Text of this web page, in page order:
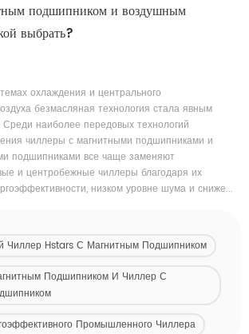
подшипником и воздушным
выбрать?
охлаждения и центрального
безмасляная технология стала явным
наиболее передовых технологий
чиллеры с магнитными подшипниками и
подшипниками все чаще заменяют
и центробежные чиллеры благодаря их
низком уровне шума и сниже...
Чиллер Hstars С Магнитным Подшипником
Подшипником И Чиллер С
Промышленного Чиллера